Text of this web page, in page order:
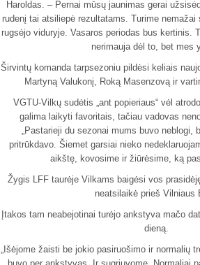
Haroldas. – Pernai mūsų jaunimas gerai
rudenį tai atsiliepė rezultatams. Turime
rugsėjo viduryje. Vasaros periodas bus kertinis.
nerimauja dėl to, bet mes
Širvintų komanda tarpsezoniu pildėsi keliais
Martyną Valukonį, Roką Masenzovą ir
VGTU-Vilkų sudėtis „ant popieriaus“ vėl
galima laikyti favoritais, tačiau vadovas
„Pastarieji du sezonai mums buvo neblogi,
pritrūkdavo. Šiemet garsiai nieko
aikštę, kovosime ir žiūrėsime, ką
Žygis LFF taurėje Vilkams baigėsi vos
neatsilaikė prieš Vilniaus
Įtakos tam neabejotinai turėjo ankstyva mačo
dieną.
„Išėjome žaisti be jokio pasiruošimo ir normalių